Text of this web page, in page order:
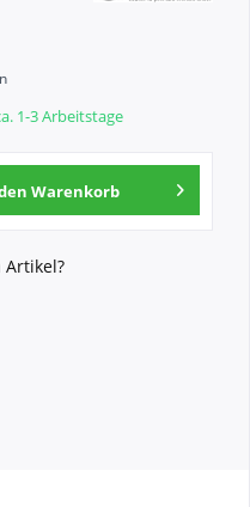
1-3 Arbeitstage
Warenkorb
Artikel?